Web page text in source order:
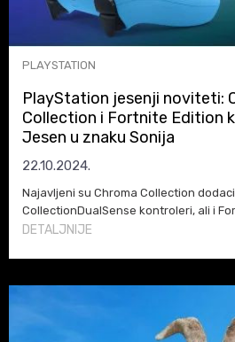
PLAYSTATION
PlayStation jesenji noviteti:
Collection i Fortnite Edition
Jesen u znaku Sonija
22.10.2024.
Najavljeni su Chroma Collection
CollectionDualSense kontroleri, ali i
Edition DualSense gejmpedi za PS5
DETALJNIJE